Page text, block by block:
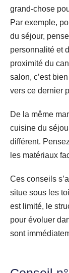
grand-chose
Par exemple,
du séjour,
personnalité et
proximité du
salon, c’est
vers ce dernier
De la même
cuisine du
différent.
les matériaux
Ces conseils
situe sous les
est limité, le
pour évoluer
sont